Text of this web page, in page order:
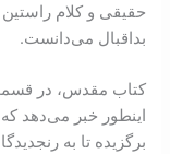
حقيقی و کلام راستين
بد‌‌اقبال می‌‌دانست.
کتاب مقدس، در
اينطور خبر می‌دهد
برگزيده تا به